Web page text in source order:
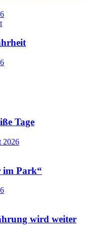
Tage
2026
im Park“
wird weiter